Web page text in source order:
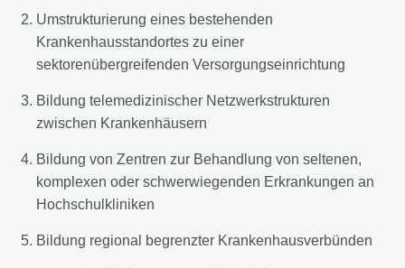
Umstrukturierung eines bestehenden
Krankenhausstandortes zu einer
sektorenübergreifenden Versorgungseinrichtung
Bildung telemedizinischer Netzwerkstrukturen
zwischen Krankenhäusern
Bildung von Zentren zur Behandlung von seltenen,
komplexen oder schwerwiegenden Erkrankungen an
Hochschulkliniken
Bildung regional begrenzter Krankenhausverbünden